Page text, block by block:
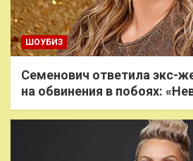
ШОУБИЗ
Семенович ответила экс-
на обвинения в побоях: